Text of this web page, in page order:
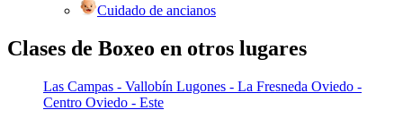
Cuidado de ancianos
Clases de Boxeo en otros lugares
Las Campas - Vallobín Lugones - La Fresneda Oviedo -
Centro Oviedo - Este